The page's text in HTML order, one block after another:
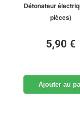
Détonateur
pièces)
5,90 €
Ajouter au